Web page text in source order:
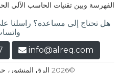
الفهرسة وبين تقنيات الحاسب الآلي
هل تحتاج إلى مساعدة؟ راسلنا
info@alreq.com
©2026 الرق المنشور، جميع الحقوق محفوظة